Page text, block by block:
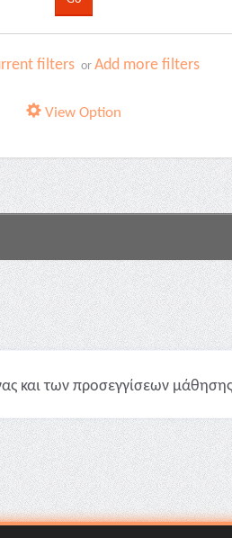
filters orAdd more filters
View Option
και των προσεγγίσεων